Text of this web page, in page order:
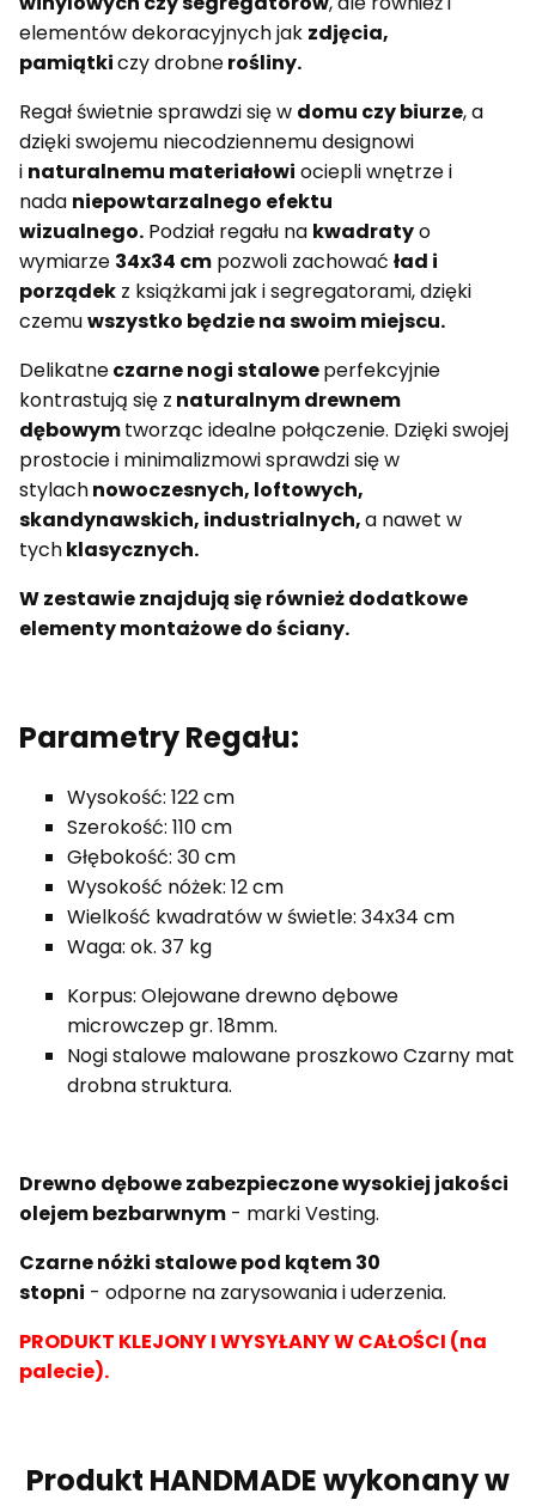
elementów dekoracyjnych jak zdjęcia,
pamiątkiczy drobnerośliny.
Regał świetnie sprawdzi się w domu czy biurze, a
dzięki swojemu niecodziennemu designowi
i naturalnemu materiałowi ociepli wnętrze i
nada niepowtarzalnego efektu
wizualnego. Podział regału na kwadratyo
wymiarze 34x34 cm pozwoli zachować ład i
porządek z książkami jak i segregatorami, dzięki
czemuwszystko będzie na swoim miejscu.
Delikatneczarne nogi staloweperfekcyjnie
kontrastują się z naturalnym drewnem
dębowymtworząc idealne połączenie. Dzięki swojej
prostocie i minimalizmowi sprawdzi się w
stylachnowoczesnych, loftowych,
skandynawskich, industrialnych,a nawet w
tychklasycznych.
W zestawie znajdują się również dodatkowe
elementy montażowe do ściany.
Parametry Regału:
Wysokość: 122 cm
Szerokość: 110 cm
Głębokość: 30 cm
Wysokość nóżek: 12 cm
Wielkość kwadratów w świetle: 34x34 cm
Waga: ok. 37 kg
Korpus: Olejowane drewno dębowe
microwczep gr. 18mm.
Nogi stalowe malowane proszkowo Czarny mat
drobna struktura.
Drewno dębowe zabezpieczone wysokiej jakości
olejem bezbarwnym - marki Vesting.
Czarne nóżki stalowe pod kątem 30
stopni - odporne na zarysowania i uderzenia.
PRODUKT KLEJONY I WYSYŁANY W CAŁOŚCI (na
palecie).
Produkt HANDMADE wykonany w